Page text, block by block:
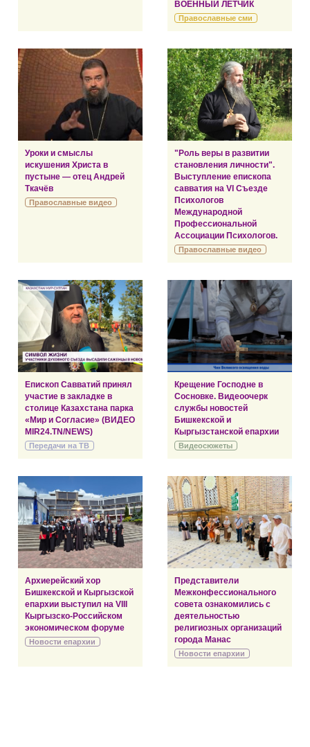
ВОЕННЫЙ ЛЕТЧИК
Православные сми
Уроки и смыслы
искушения Христа в
пустыне — отец Андрей
Ткачёв
Православные видео
"Роль веры в развитии
становления личности".
Выступление епископа
савватия на VI Съезде
Психологов
Международной
Профессиональной
Ассоциации Психологов.
Православные видео
Епископ Савватий принял
участие в закладке в
столице Казахстана парка
«Мир и Согласие» (ВИДЕО
MIR24.TN/NEWS)
Передачи на ТВ
Крещение Господне в
Сосновке. Видеоочерк
службы новостей
Бишкекской и
Кыргызстанской епархии
Видеосюжеты
Архиерейский хор
Бишкекской и Кыргызской
епархии выступил на VIII
Кыргызско-Российском
экономическом форуме
Новости епархии
Представители
Межконфессионального
совета ознакомились с
деятельностью
религиозных организаций
города Манас
Новости епархии